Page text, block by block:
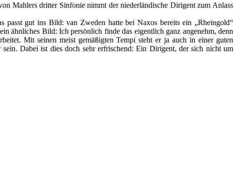
Mahlers dritter Sinfonie nimmt der niederländische Dirigent zum Anlass
passt gut ins Bild: van Zweden hatte bei Naxos bereits ein „Rheingold“
ähnliches Bild: Ich persönlich finde das eigentlich ganz angenehm, denn
Mit seinen meist gemäßigten Tempi steht er ja auch in einer guten
Dabei ist dies doch sehr erfrischend: Ein Dirigent, der sich nicht um